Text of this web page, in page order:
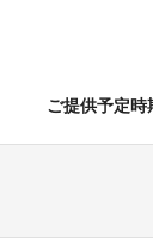
ご提供予定